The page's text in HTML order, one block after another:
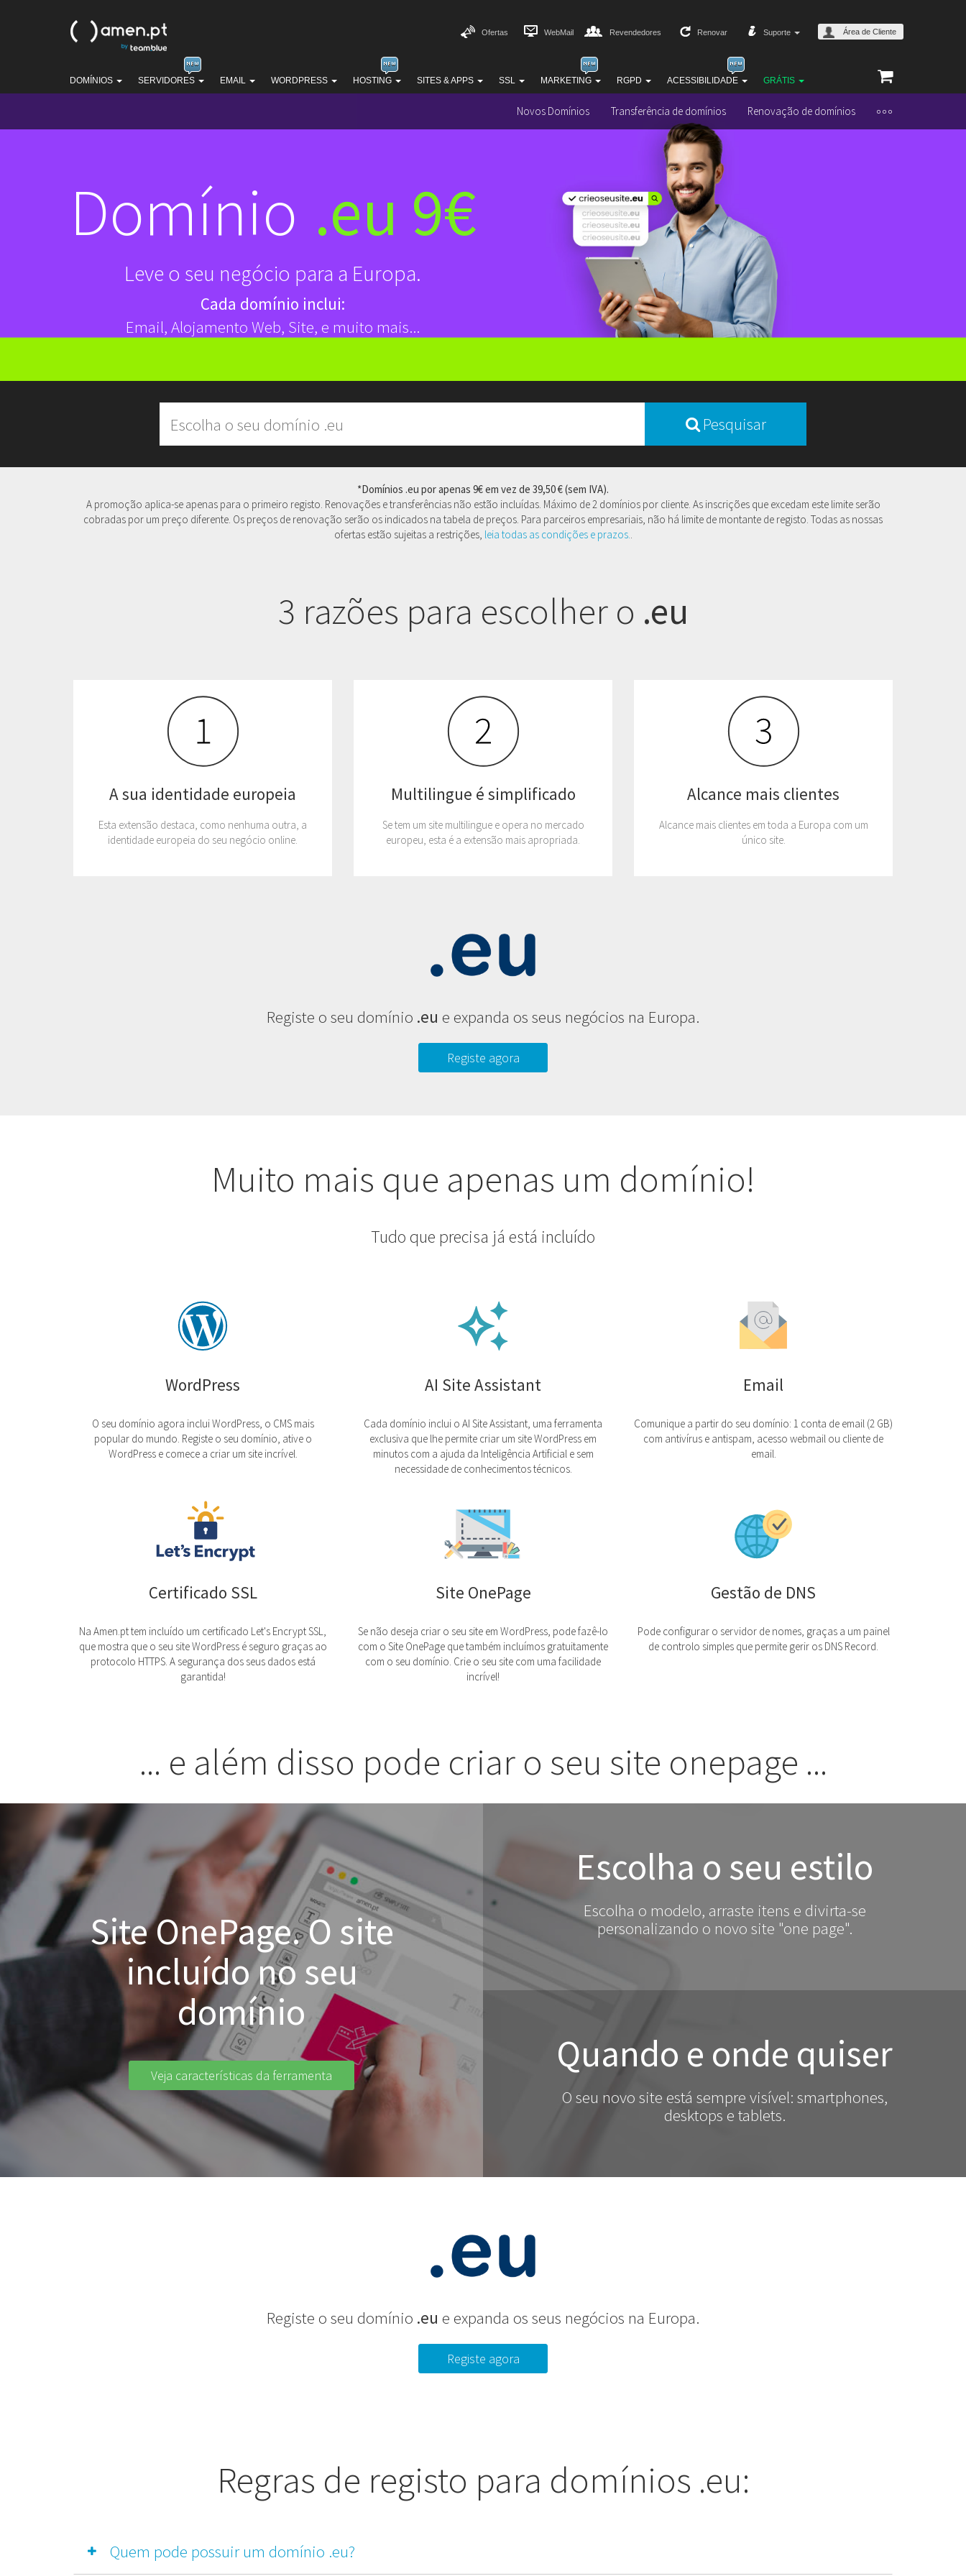
DOMÍNIOS SERVIDORES EMAIL WORDPRESS HOSTING SITES & APPS SSL MARKETING RGPD ACESSIBILIDADE GRÁTIS
Ofertas WebMail Revendedores Renovar Suporte Área de Cliente
Novos Domínios Transferência de domínios Renovação de domínios
Domínio .eu 9€
Leve o seu negócio para a Europa.
Cada domínio inclui:
Email, Alojamento Web, Site, e muito mais...
Pesquisar
*Domínios .eu por apenas 9€ em vez de 39,50 € (sem IVA).
A promoção aplica-se apenas para o primeiro registo. Renovações e transferências não estão incluídas. Máximo de 2 domínios por cliente. As inscrições que excedam este limite serão
cobradas por um preço diferente. Os preços de renovação serão os indicados na tabela de preços. Para parceiros empresariais, não há limite de montante de registo. Todas as nossas
ofertas estão sujeitas a restrições, leia todas as condições e prazos..
3 razões para escolher o .eu
A sua identidade europeia
Esta extensão destaca, como nenhuma outra, a
identidade europeia do seu negócio online.
Multilingue é simplificado
Se tem um site multilingue e opera no mercado
europeu, esta é a extensão mais apropriada.
Alcance mais clientes
Alcance mais clientes em toda a Europa com um
único site.
Registe o seu domínio .eu e expanda os seus negócios na Europa.
Registe agora
Muito mais que apenas um domínio!
Tudo que precisa já está incluído
WordPress
O seu domínio agora inclui WordPress, o CMS mais
popular do mundo. Registe o seu domínio, ative o
WordPress e comece a criar um site incrível.
AI Site Assistant
Cada domínio inclui o AI Site Assistant, uma ferramenta
exclusiva que lhe permite criar um site WordPress em
minutos com a ajuda da Inteligência Artificial e sem
necessidade de conhecimentos técnicos.
Email
Comunique a partir do seu domínio: 1 conta de email (2 GB)
com antivírus e antispam, acesso webmail ou cliente de
email.
Certificado SSL
Na Amen.pt tem incluído um certificado Let's Encrypt SSL,
que mostra que o seu site WordPress é seguro graças ao
protocolo HTTPS. A segurança dos seus dados está
garantida!
Site OnePage
Se não deseja criar o seu site em WordPress, pode fazê-lo
com o Site OnePage que também incluímos gratuitamente
com o seu domínio. Crie o seu site com uma facilidade
incrível!
Gestão de DNS
Pode configurar o servidor de nomes, graças a um painel
de controlo simples que permite gerir os DNS Record.
... e além disso pode criar o seu site onepage ...
Site OnePage. O site
incluído no seu
domínio
Veja características da ferramenta
Escolha o seu estilo
Escolha o modelo, arraste itens e divirta-se
personalizando o novo site "one page".
Quando e onde quiser
O seu novo site está sempre visível: smartphones,
desktops e tablets.
Registe o seu domínio .eu e expanda os seus negócios na Europa.
Registe agora
Regras de registo para domínios .eu:
Quem pode possuir um domínio .eu?